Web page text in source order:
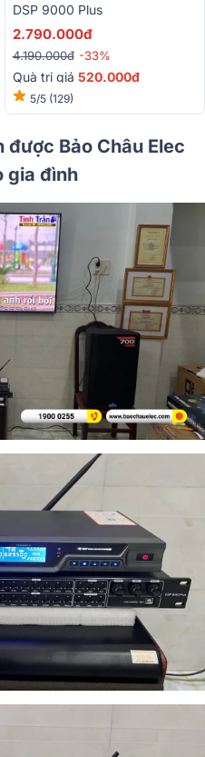
DSP 9000 Plus
2.790.000đ
4.190.000đ -33%
Quà trị giá 520.000đ
5/5 (129)
được Bảo Châu Elec
gia đình